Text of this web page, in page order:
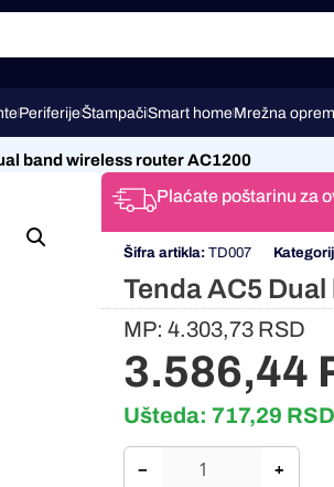
PeriferijeŠtampačiSmart homeMrežna
band wireless router AC1200
Plaćate poštarinu za
Šifra artikla: TD007
Tenda AC5
MP: 4.303,73 RSD
3.586,44
Ušteda: 717,29 RSD
− +